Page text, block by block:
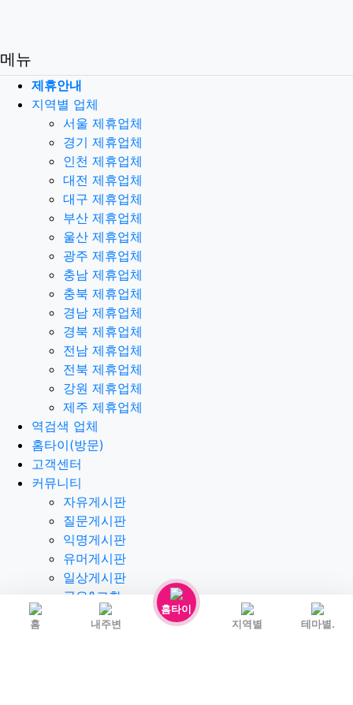
홈 내주변
홈타이
지역별
테마별.
제휴안내
지역별 업체
서울 제휴업체
경기 제휴업체
인천 제휴업체
대전 제휴업체
대구 제휴업체
부산 제휴업체
울산 제휴업체
광주 제휴업체
충남 제휴업체
충북 제휴업체
경남 제휴업체
경북 제휴업체
전남 제휴업체
전북 제휴업체
강원 제휴업체
제주 제휴업체
역검색 업체
홈타이(방문)
고객센터
커뮤니티
자유게시판
질문게시판
익명게시판
유머게시판
일상게시판